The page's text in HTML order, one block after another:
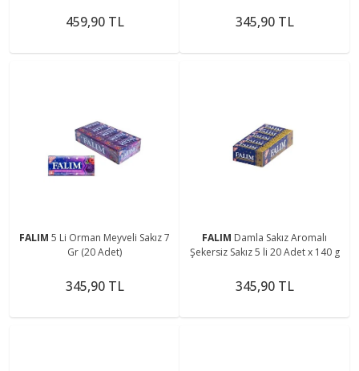
459,90 TL 345,90 TL
FALIM 5 Li Orman Meyveli Sakız 7
Gr (20 Adet)
345,90 TL
FALIM Damla Sakız Aromalı
Şekersiz Sakız 5 li 20 Adet x 140 g
345,90 TL